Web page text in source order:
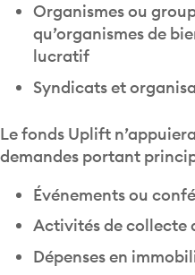
Organismes ou
qu’organismes de
lucratif
Syndicats et
Le fonds Uplift
demandes portant
Événements ou
Activités de collecte
Dépenses en